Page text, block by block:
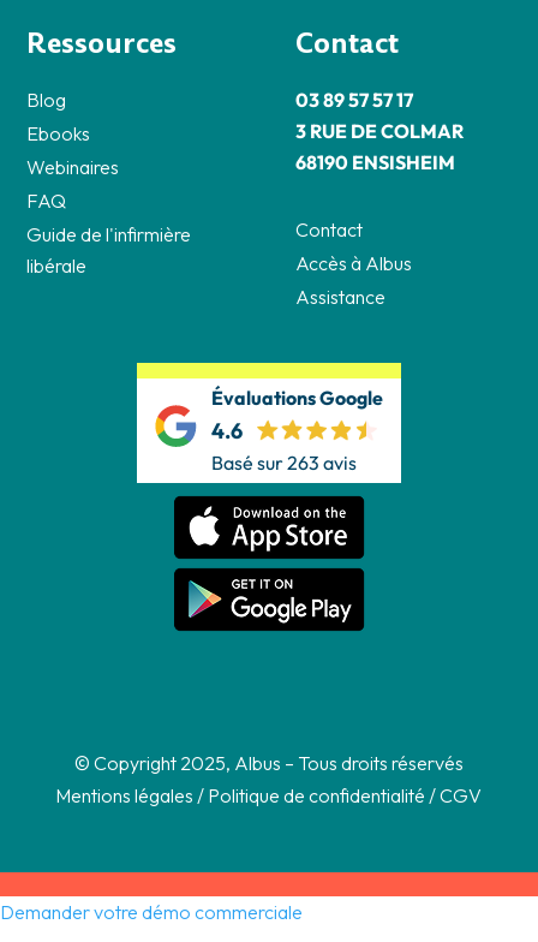
Ressources
Blog
Ebooks
Webinaires
FAQ
Guide de l'infirmière
libérale
Contact
03 89 57 57 17
3 RUE DE COLMAR
68190 ENSISHEIM
Contact
Accès à Albus
Assistance
Évaluations Google
4.6
Basé sur 263 avis
© Copyright 2025, Albus – Tous droits réservés
Mentions légales / Politique de confidentialité /CGV
Demander votre démo commerciale